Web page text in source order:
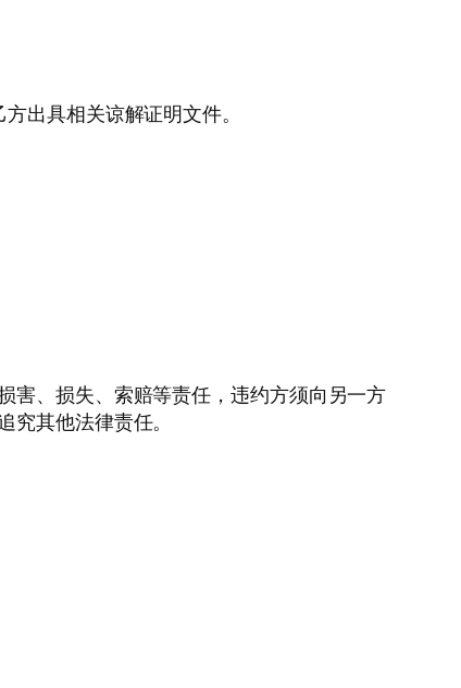
出具相关谅解证明文件。
害、损失、索赔等责任，违约方须向另一方
其他法律责任。